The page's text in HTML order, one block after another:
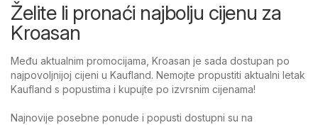
Želite li pronaći najbolju cijenu za
Kroasan
Među aktualnim promocijama, Kroasan je sada dostupan po
najpovoljnijoj cijeni u Kaufland. Nemojte propustiti aktualni letak
Kaufland s popustima i kupujte po izvrsnim cijenama!
Najnovije posebne ponude i popusti dostupni su na